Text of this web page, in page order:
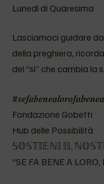
Lunedì di Quaresima
Lasciamoci guidare
della preghiera,
del “sì” che cambia la
Fondazione Gobetti
Hub delle Possibilità
𝕊𝕆𝕊𝕋𝕀𝔼ℕ𝕀 𝕀𝕃
“SE FA BENE A